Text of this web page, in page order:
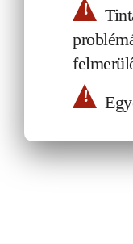
!
!